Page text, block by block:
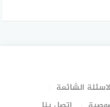
الشائعة